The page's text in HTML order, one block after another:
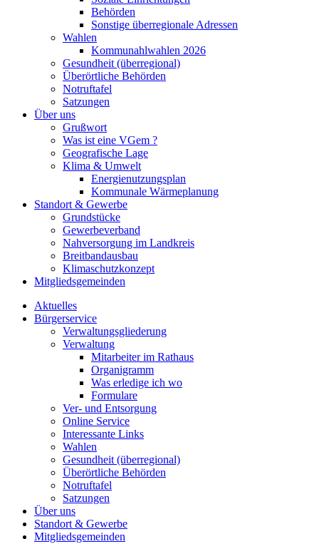
Behörden
Sonstige überregionale Adressen
Wahlen
Kommunahlwahlen 2026
Gesundheit (überregional)
Überörtliche Behörden
Notruftafel
Satzungen
Über uns
Grußwort
Was ist eine VGem ?
Geografische Lage
Klima & Umwelt
Energienutzungsplan
Kommunale Wärmeplanung
Standort & Gewerbe
Grundstücke
Gewerbeverband
Nahversorgung im Landkreis
Breitbandausbau
Klimaschutzkonzept
Mitgliedsgemeinden
Aktuelles
Bürgerservice
Verwaltungsgliederung
Verwaltung
Mitarbeiter im Rathaus
Organigramm
Was erledige ich wo
Formulare
Ver- und Entsorgung
Online Service
Interessante Links
Wahlen
Gesundheit (überregional)
Überörtliche Behörden
Notruftafel
Satzungen
Über uns
Standort & Gewerbe
Mitgliedsgemeinden